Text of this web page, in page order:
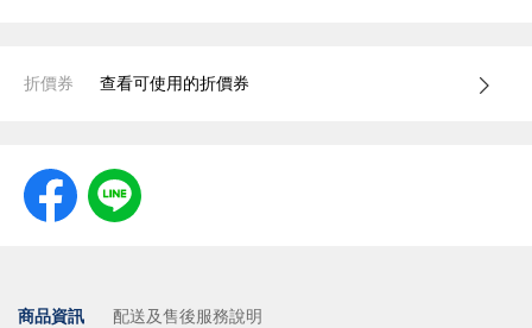
折價券 查看可使用的折價券
商品資訊 配送及售後服務說明